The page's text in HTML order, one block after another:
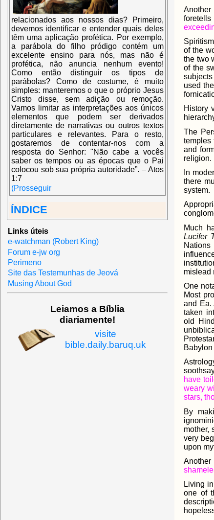
of the
the two
of the
used
History
The
temples
and
religion.
In
there
system.
Much
Lucifer
Nations
mislead
One
Most
and Ea.
taken
old
have
weary
stars,
By
mother,
very
upon
Living in
one of
relacionados aos nossos dias? Primeiro,
devemos identificar e entender quais deles
têm uma aplicação profética. Por exemplo,
a parábola do filho pródigo contém um
excelente ensino para nós, mas não é
profética, não anuncia nenhum evento!
Como então distinguir os tipos de
parábolas? Como de costume, é muito
simples: manteremos o que o próprio Jesus
Cristo disse, sem adição ou remoção.
Vamos limitar as interpretações aos únicos
elementos que podem ser derivados
diretamente de narrativas ou outros textos
particulares e relevantes. Para o resto,
gostaremos de contentar-nos com a
resposta do Senhor: "Não cabe a vocês
saber os tempos ou as épocas que o Pai
colocou sob sua própria autoridade”. – Atos
1:7
(Prosseguir
ÍNDICE
Links úteis
e-watchman (Robert King)
Forum e-jw org
Perimeno
Site das Testemunhas de Jeová
Musing About God
Leiamos a Bíblia
diariamente!
visite
bible.daily.baruq.uk